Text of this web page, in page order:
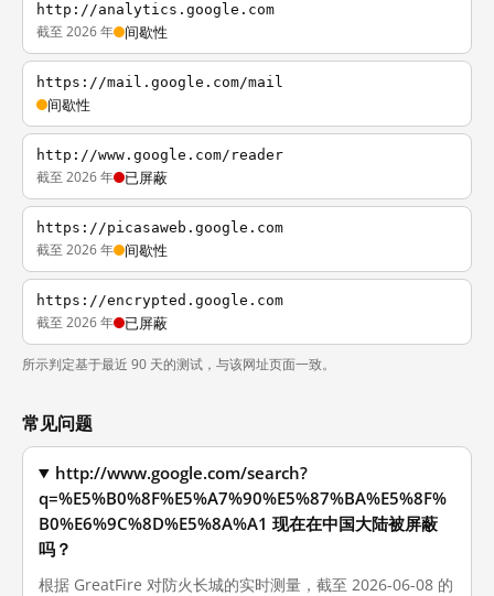
http://analytics.google.com
截至 2026 年 间歇性
https://mail.google.com/mail
间歇性
http://www.google.com/reader
截至 2026 年 已屏蔽
https://picasaweb.google.com
截至 2026 年 间歇性
https://encrypted.google.com
截至 2026 年 已屏蔽
所示判定基于最近 90 天的测试，与该网址页面一致。
常见问题
http://www.google.com/search?
q=%E5%B0%8F%E5%A7%90%E5%87%BA%E5%8F%
B0%E6%9C%8D%E5%8A%A1 现在在中国大陆被屏蔽
吗？
根据 GreatFire 对防火长城的实时测量，截至 2026-06-08 的